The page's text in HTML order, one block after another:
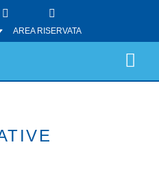
AREA RISERVATA